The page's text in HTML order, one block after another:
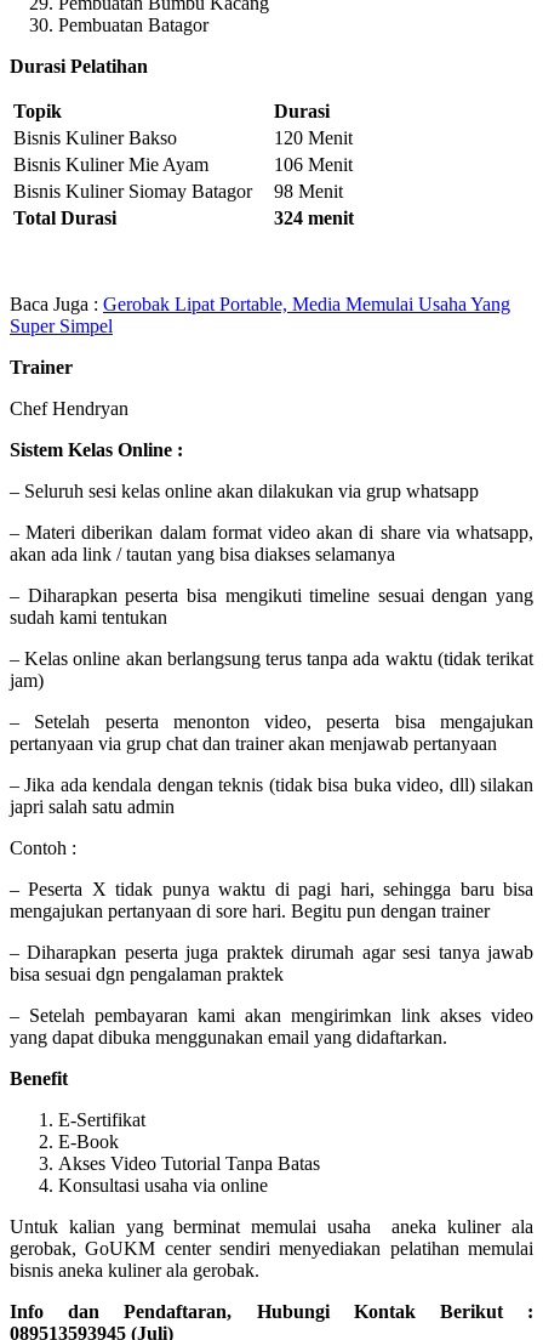
Pembuatan Batagor
Durasi Pelatihan
Topik
Durasi
Bisnis Kuliner Bakso
120 Menit
Bisnis Kuliner Mie Ayam
106 Menit
Bisnis Kuliner Siomay Batagor
98 Menit
Total Durasi
324 menit
Baca Juga : Gerobak Lipat Portable, Media Memulai Usaha Yang
Super Simpel
Trainer
Chef Hendryan
Sistem Kelas Online :
– Seluruh sesi kelas online akan dilakukan via grup whatsapp
– Materi diberikan dalam format video akan di share via whatsapp,
akan ada link / tautan yang bisa diakses selamanya
– Diharapkan peserta bisa mengikuti timeline sesuai dengan yang
sudah kami tentukan
– Kelas online akan berlangsung terus tanpa ada waktu (tidak terikat
jam)
– Setelah peserta menonton video, peserta bisa mengajukan
pertanyaan via grup chat dan trainer akan menjawab pertanyaan
– Jika ada kendala dengan teknis (tidak bisa buka video, dll) silakan
japri salah satu admin
Contoh :
– Peserta X tidak punya waktu di pagi hari, sehingga baru bisa
mengajukan pertanyaan di sore hari. Begitu pun dengan trainer
– Diharapkan peserta juga praktek dirumah agar sesi tanya jawab
bisa sesuai dgn pengalaman praktek
– Setelah pembayaran kami akan mengirimkan link akses video
yang dapat dibuka menggunakan email yang didaftarkan.
Benefit
E-Sertifikat
E-Book
Akses Video Tutorial Tanpa Batas
Konsultasi usaha via online
Untuk kalian yang berminat memulai usaha aneka kuliner ala
gerobak, GoUKM center sendiri menyediakan pelatihan memulai
bisnis aneka kuliner ala gerobak.
Info dan Pendaftaran, Hubungi Kontak Berikut :
089513593945 (Juli)